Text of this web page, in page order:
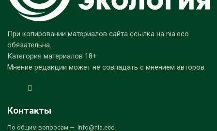
При копировании материалов сайта ссылка на nia.eco
обязательна.
Категория материалов 18+
Мнение редакции может не совпадать с мнением авторов.
Контакты
По общим вопросам — info@nia.eco